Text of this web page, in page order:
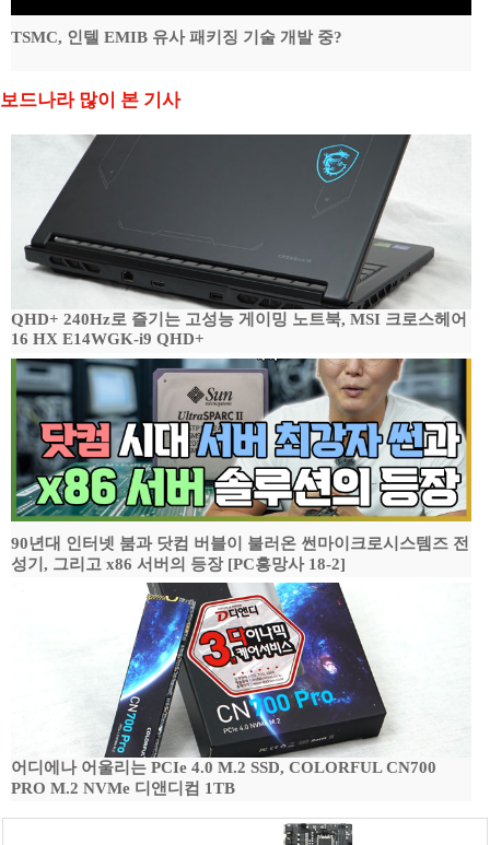
TSMC, 인텔 EMIB 유사 패키징 기술 개발 중?
보드나라 많이 본 기사
QHD+ 240Hz로 즐기는 고성능 게이밍 노트북, MSI 크로스헤어
16 HX E14WGK-i9 QHD+
90년대 인터넷 붐과 닷컴 버블이 불러온 썬마이크로시스템즈 전
성기, 그리고 x86 서버의 등장 [PC흥망사 18-2]
어디에나 어울리는 PCIe 4.0 M.2 SSD, COLORFUL CN700
PRO M.2 NVMe 디앤디컴 1TB